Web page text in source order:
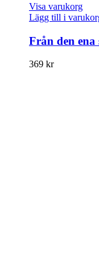
Visa varukorg
Lägg till i
Från den
369 kr